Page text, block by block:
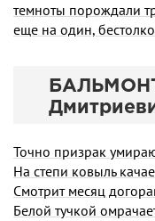
тем­ноты порождали
еще на один,
Точно призрак
На степи ковыль
Смотрит месяц
Белой тучкой